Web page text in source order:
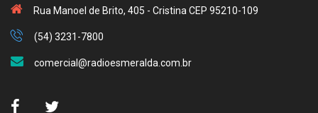
Rua Manoel de Brito, 405 - Cristina CEP 95210-109
(54) 3231-7800
comercial@radioesmeralda.com.br